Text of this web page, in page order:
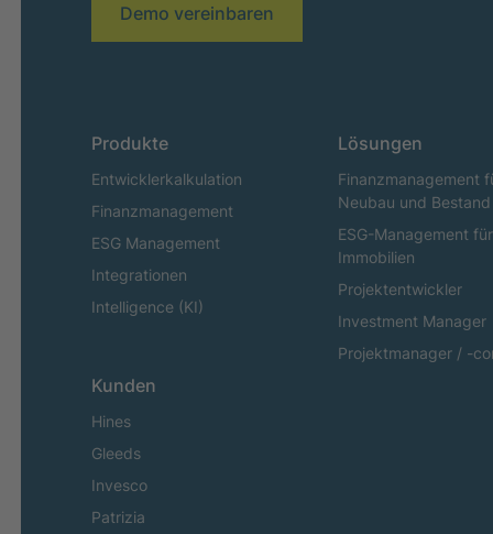
Demo vereinbaren
Produkte
Entwicklerkalkulation
Finanzmanagement
ESG Management
Integrationen
Intelligence (KI)
Kunden
Hines
Gleeds
Invesco
Patrizia
Lösungen
Finanzmanagement
Neubau und Bestand
ESG-Management für
Immobilien
Projektentwickler
Investment Manager
Projektmanager / -